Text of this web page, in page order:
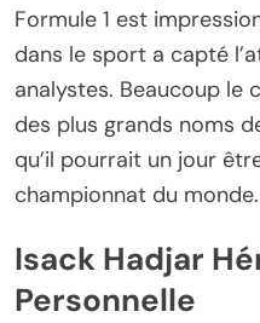
Formule 1 est
dans le sport a capté
analystes. Beaucoup le
des plus grands noms
qu’il pourrait un jour
championnat du monde.
Isack Hadjar
Personnelle